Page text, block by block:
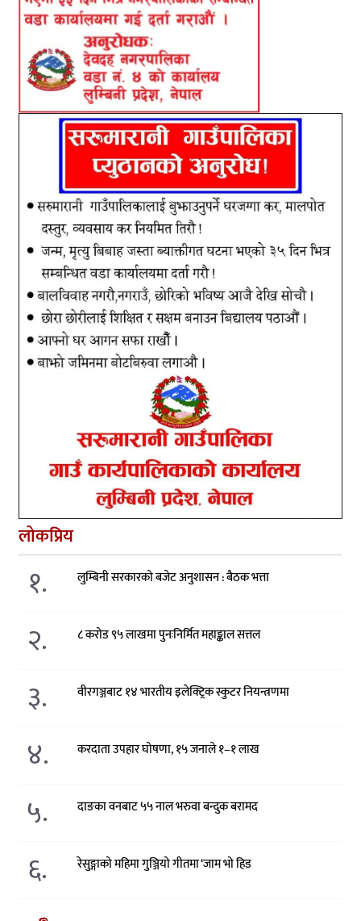
लोकप्रिय
१. लुम्बिनी सरकारको बजेट अनुशासन : बैठक भत्ता
२. ८ करोड ९५ लाखमा पुनःनिर्मित महाङ्काल सत्तल
३. वीरगञ्जबाट १४ भारतीय इलेक्ट्रिक स्कुटर नियन्त्रणमा
४. करदाता उपहार घोषणा, १५ जनाले १–१ लाख
५. दाङका वनबाट ५५ नाल भरुवा बन्दुक बरामद
६. रेसुङ्गाको महिमा गुञ्जियो गीतमा ‘जाम भो हिड